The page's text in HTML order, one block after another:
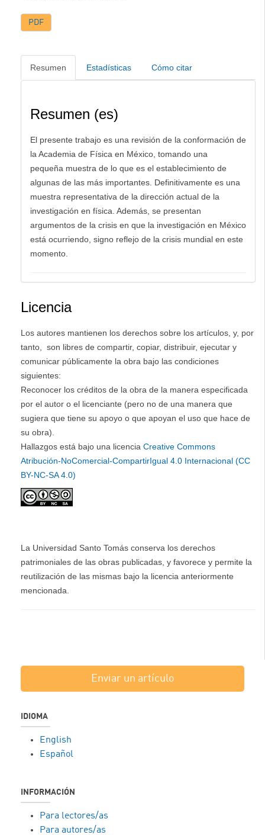
PDF
Resumen Estadísticas Cómo citar
Resumen (es)
El presente trabajo es una revisión de la conformación de
la Academia de Física en México, tomando una
pequeña muestra de lo que es el establecimiento de
algunas de las más importantes. Definitivamente es una
muestra representativa de la dirección actual de la
investigación en física. Además, se presentan
argumentos de la crisis en que la investigación en México
está ocurriendo, signo reflejo de la crisis mundial en este
momento.
Licencia
Los autores mantienen los derechos sobre los artículos, y, por
tanto, son libres de compartir, copiar, distribuir, ejecutar y
comunicar públicamente la obra bajo las condiciones
siguientes:
Reconocer los créditos de la obra de la manera especificada
por el autor o el licenciante (pero no de una manera que
sugiera que tiene su apoyo o que apoyan el uso que hace de
su obra).
Hallazgos está bajo una licencia Creative Commons
Atribución-NoComercial-CompartirIgual 4.0 Internacional (CC
BY-NC-SA 4.0)
La Universidad Santo Tomás conserva los derechos
patrimoniales de las obras publicadas, y favorece y permite la
reutilización de las mismas bajo la licencia anteriormente
mencionada.
Enviar un artículo
IDIOMA
English
Español
INFORMACIÓN
Para lectores/as
Para autores/as